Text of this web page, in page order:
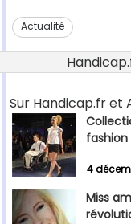
Actualité
Sur Handicap.fr et
4
Miss